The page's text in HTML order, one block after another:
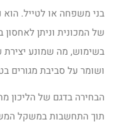
בני משפחה או לטייל.
של המכונית וניתן
בשימוש, מה שמונע יצירת
ושומר על סביבת מגורים
הבחירה בדגם של הליכון
תוך התחשבות במשקל